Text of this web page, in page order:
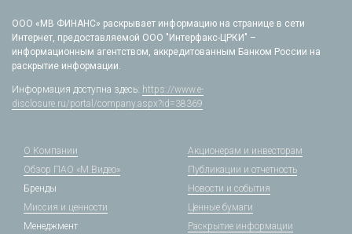
ООО «МВ ФИНАНС» раскрывает информацию на странице в сети
Интернет, предоставляемой ООО "Интерфакс-ЦРКИ" –
информационным агентством, аккредитованным Банком России на
раскрытие информации.
Информация доступна здесь: https://www.e-
disclosure.ru/portal/company.aspx?id=38369
О Компании
Обзор ПАО «М.Видео»
Бренды
Миссия и ценности
Менеджмент
Акционерам и инвесторам
Публикации и отчетность
Новости и события
Ценные бумаги
Раскрытие информации